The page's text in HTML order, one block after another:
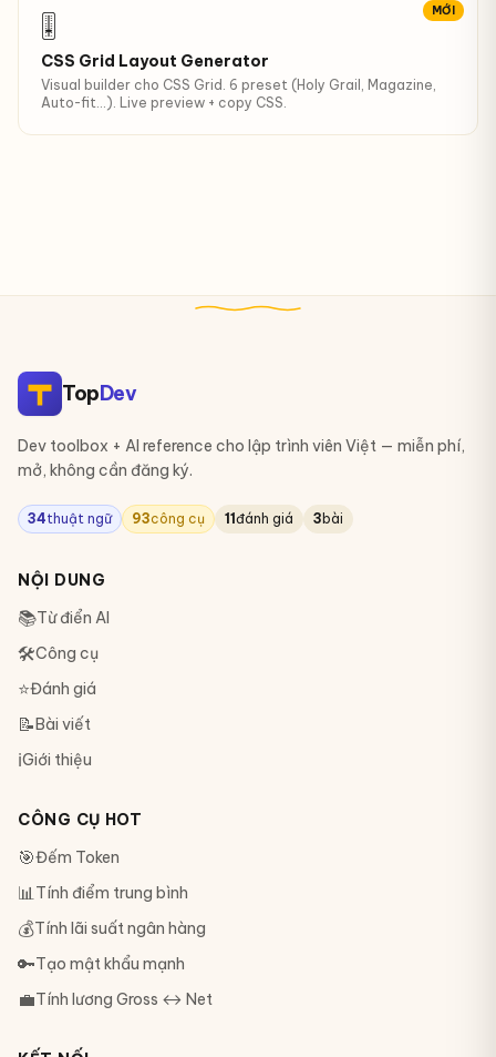
MỚI
🎚
CSS Grid Layout Generator
Visual builder cho CSS Grid. 6 preset (Holy Grail, Magazine,
Auto-fit…). Live preview + copy CSS.
TopDev
Dev toolbox + AI reference cho lập trình viên Việt — miễn phí,
mở, không cần đăng ký.
34thuật ngữ 93công cụ 11đánh giá 3 bài
NỘI DUNG
📚Từ điển AI
🛠Công cụ
⭐Đánh giá
📝Bài viết
ℹ️Giới thiệu
CÔNG CỤ HOT
🎯Đếm Token
📊Tính điểm trung bình
💰Tính lãi suất ngân hàng
🔑Tạo mật khẩu mạnh
💼Tính lương Gross ↔ Net